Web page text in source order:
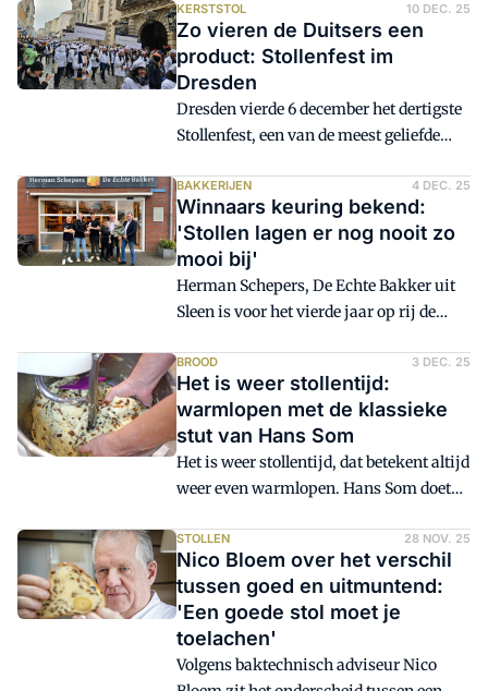
strenge eisen die in 1991 zijn vastgelegd
door de vereniging die de specialiteit
beschermt: het Schutzverband Dresdner
Stollen. Meesterbakker en
broodsommelier Tino Gierig is een
expert op het gebied van deze beroemde
deeg gaat maar erdoorheen.
KERSTSTOL 10 DEC. 25
Zo vieren de Duitsers een
product: Stollenfest im
Dresden
Dresden vierde 6 december het dertigste
Stollenfest, een van de meest geliefde
bakkers en leerling-bakkers trokken in
een feestelijke optocht door de
historische binnenstad, compleet met
fanfare en naamborden van
deelnemende bakkerijen. Het festijn,
waar de beroepstrots vanaf spat, trekt
voorbeeld voor Nederland?
BAKKERIJEN 4 DEC. 25
Winnaars keuring bekend:
'Stollen lagen er nog nooit zo
mooi bij'
Herman Schepers, De Echte Bakker uit
Sleen is voor het vierde jaar op rij de
keuring van het Echte Bakkersgilde.
Jurylid Hans Som heeft nog nooit zoveel
goede inzendingen gezien. 'Niet één stol
is te donker of heeft een verkeerd model.'
BROOD 3 DEC. 25
Het is weer stollentijd:
warmlopen met de klassieke
stut van Hans Som
Het is weer stollentijd, dat betekent altijd
weer even warmlopen. Hans Som doet
prachtige, klassieke 'stut'.
STOLLEN 28 NOV. 25
Nico Bloem over het verschil
tussen goed en uitmuntend:
'Een goede stol moet je
toelachen'
Volgens baktechnisch adviseur Nico